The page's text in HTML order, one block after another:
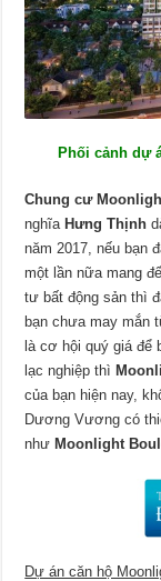
Phối cảnh dự
Chung cư
nghĩa Hưng Thịnh
năm 2017, nếu bạn
một lần nữa mang
tư bất động sản thì
bạn chưa may mắn
là cơ hội quý giá để
lạc nghiệp thì
của bạn hiện nay,
Dương Vương có
như Moonlight
Dự án căn hộ